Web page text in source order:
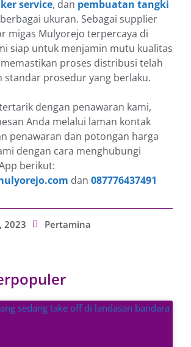
service, dan pembuatan tangki
ukuran. Sebagai supplier
migas Mulyorejo terpercaya di
siap untuk menjamin mutu kualitas
proses distribusi telah
standar prosedur yang berlaku.
dengan penawaran kami,
Anda melalui laman kontak
penawaran dan potongan harga
dengan cara menghubungi
berikut:
dan 087776437491
2023 Pertamina